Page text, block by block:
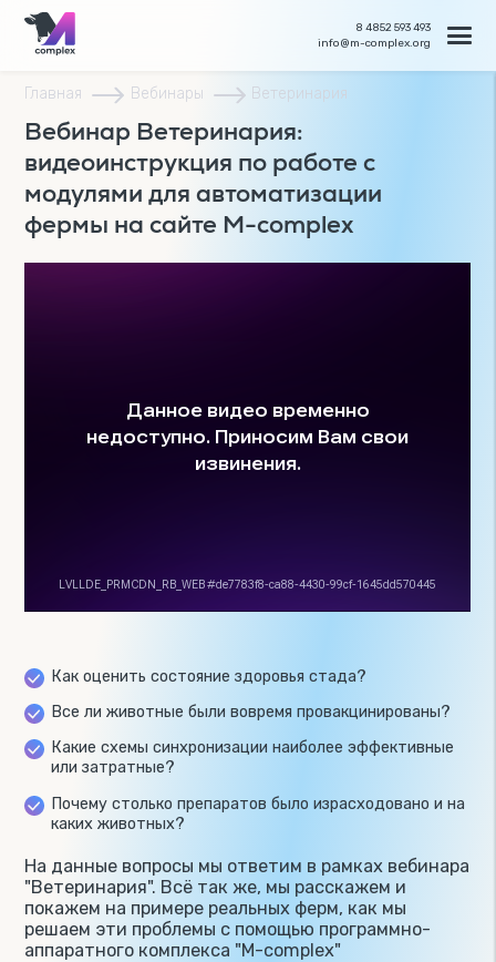
8 4852 593 493
info@m-complex.org
Главная Вебинары Ветеринария
Вебинар Ветеринария:
видеоинструкция по работе с
модулями для автоматизации
фермы на сайте M-complex
Как оценить состояние здоровья стада?
Все ли животные были вовремя провакцинированы?
Какие схемы синхронизации наиболее эффективные
или затратные?
Почему столько препаратов было израсходовано и на
каких животных?
На данные вопросы мы ответим в рамках вебинара
"Ветеринария". Всё так же, мы расскажем и
покажем на примере реальных ферм, как мы
решаем эти проблемы с помощью программно-
аппаратного комплекса "M-complex"